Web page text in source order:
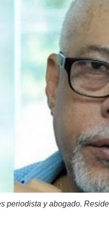
periodista y abogado.